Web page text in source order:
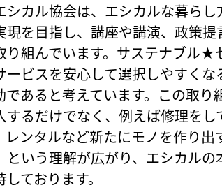
シカル協会は、エシカルな暮ら
現を目指し、講座や講演、政策
り組んでいます。サステナブル★
ービスを安心して選択しやすく
であると考えています。この取り
するだけでなく、例えば修理を
レンタルなど新たにモノを作り
という理解が広がり、エシカル
ております。